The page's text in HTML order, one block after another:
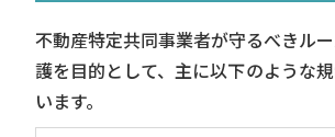
不動産特定共同事業者が守るべきル
護を目的として、主に以下のような
います。